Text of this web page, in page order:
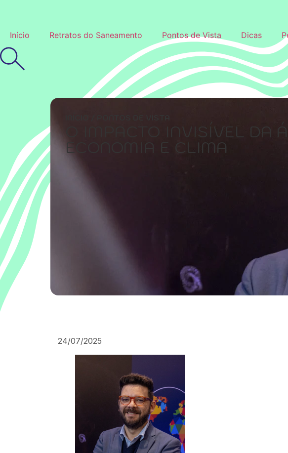
Início Retratos do Saneamento Pontos de Vista Dicas
O IMPACTO INVISÍVEL DA
ECONOMIA E CLIMA
24/07/2025